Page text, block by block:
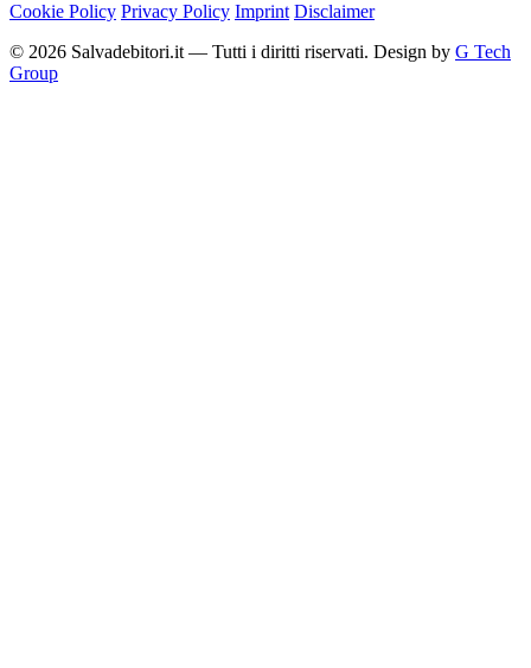
Cookie Policy Privacy Policy Imprint Disclaimer
© 2026 Salvadebitori.it — Tutti i diritti riservati. Design by G Tech
Group